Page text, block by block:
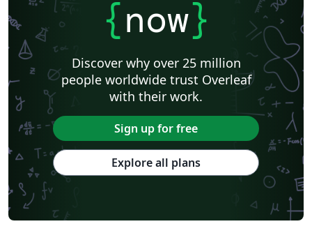
{now}
Discover why over 25 million
people worldwide trust Overleaf
with their work.
Sign up for free
Explore all plans